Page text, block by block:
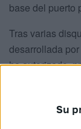
Su
base del puerto
Tras varias
desarrollada
ha autorizado,
que pueda ser
Este joven fue
Sarchal la